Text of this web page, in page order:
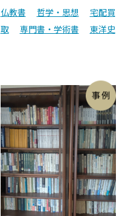
仏教書 哲学・思想
宅配買
取
専門書・学術書 東洋史